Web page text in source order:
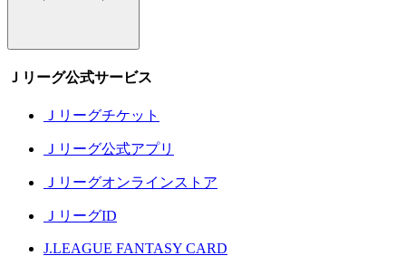
Ｊリーグ公式サービス
Ｊリーグチケット
Ｊリーグ公式アプリ
Ｊリーグオンラインストア
ＪリーグID
J.LEAGUE FANTASY CARD